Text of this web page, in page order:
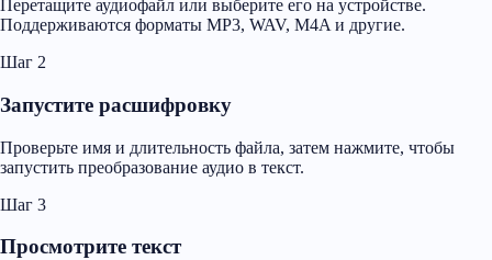
Перетащите аудиофайл или выберите его на устройстве.
Поддерживаются форматы MP3, WAV, M4A и другие.
Шаг 2
Запустите расшифровку
Проверьте имя и длительность файла, затем нажмите, чтобы
запустить преобразование аудио в текст.
Шаг 3
Просмотрите текст